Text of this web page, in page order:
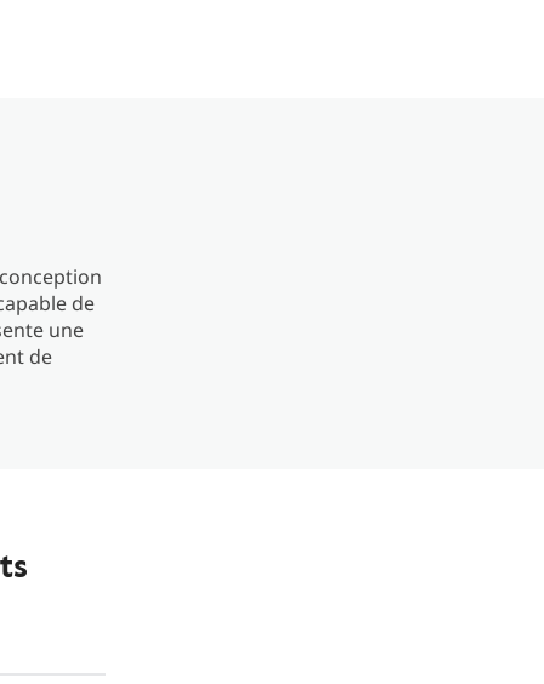
de
une
de